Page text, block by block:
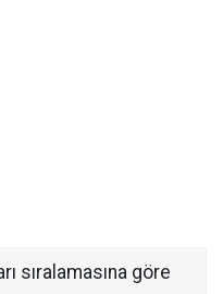
sıralamasına göre